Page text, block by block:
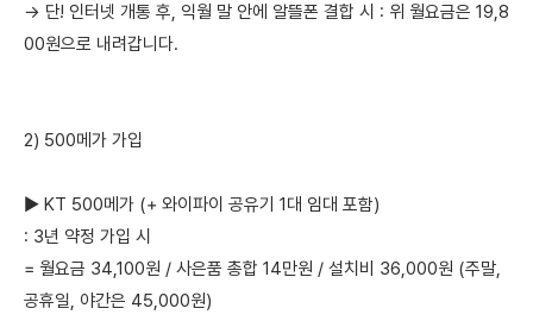
→ 단! 인터넷 개통 후, 익월 말 안에 알뜰폰 결합 시 : 위 월요금은 19,8
00원으로 내려갑니다.
2) 500메가 가입
▶ KT 500메가 (+ 와이파이 공유기 1대 임대 포함)
: 3년 약정 가입 시
= 월요금 34,100원 / 사은품 총합 14만원 / 설치비 36,000원 (주말,
공휴일, 야간은 45,000원)